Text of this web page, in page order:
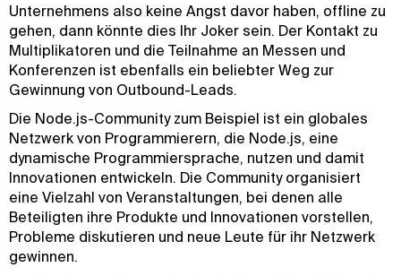
Unternehmens also keine Angst davor haben, offline zu
gehen, dann könnte dies Ihr Joker sein. Der Kontakt zu
Multiplikatoren und die Teilnahme an Messen und
Konferenzen ist ebenfalls ein beliebter Weg zur
Gewinnung von Outbound-Leads.
Die Node.js-Community zum Beispiel ist ein globales
Netzwerk von Programmierern, die Node.js, eine
dynamische Programmiersprache, nutzen und damit
Innovationen entwickeln. Die Community organisiert
eine Vielzahl von Veranstaltungen, bei denen alle
Beteiligten ihre Produkte und Innovationen vorstellen,
Probleme diskutieren und neue Leute für ihr Netzwerk
gewinnen.